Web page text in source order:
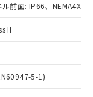
ル前面: IP66、NEMA4X,
II
5-1)
社販売拠
」をご確認
当社の
または開
作成サー
、予定
てが基
て有害物
はその他
等に一切
販売する
容を当
当社は、
係者が違
につ
ン制御
ご確
状況の